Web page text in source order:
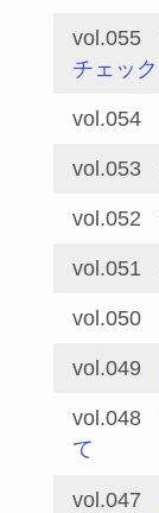
vol.055
チェック
vol.054
vol.053
vol.052
vol.051
vol.050
vol.049
vol.048
て
vol.047